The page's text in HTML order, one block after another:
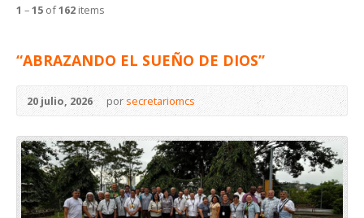
1 –15 of162 items
“ABRAZANDO EL SUEÑO DE DIOS”
20 julio, 2026 por secretariomcs